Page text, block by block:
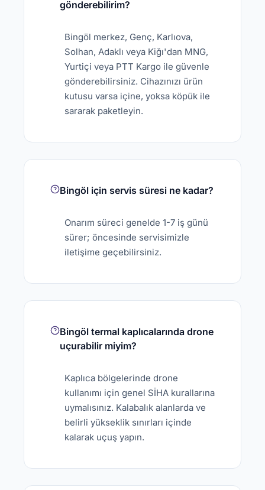
gönderebilirim?
Bingöl merkez, Genç, Karlıova,
Solhan, Adaklı veya Kiğı'dan MNG,
Yurtiçi veya PTT Kargo ile güvenle
gönderebilirsiniz. Cihazınızı ürün
kutusu varsa içine, yoksa köpük ile
sararak paketleyin.
Bingöl için servis süresi ne kadar?
Onarım süreci genelde 1-7 iş günü
sürer; öncesinde servisimizle
iletişime geçebilirsiniz.
Bingöl termal kaplıcalarında drone
uçurabilir miyim?
Kaplıca bölgelerinde drone
kullanımı için genel SİHA kurallarına
uymalısınız. Kalabalık alanlarda ve
belirli yükseklik sınırları içinde
kalarak uçuş yapın.